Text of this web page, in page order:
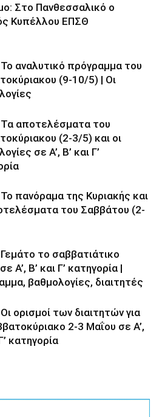
Στο Πανθεσσαλικό ο
Κυπέλλου ΕΠΣΘ
αναλυτικό πρόγραμμα του
(9-10/5) | Οι
αποτελέσματα του
(2-3/5) και οι
σε Α’, Β’ και Γ’
πανόραμα της Κυριακής και
του Σαββάτου (2-
το σαββατιάτικο
Α’, Β’ και Γ’ κατηγορία |
βαθμολογίες, διαιτητές
ορισμοί των διαιτητών για
2-3 Μαΐου σε Α’,
κατηγορία